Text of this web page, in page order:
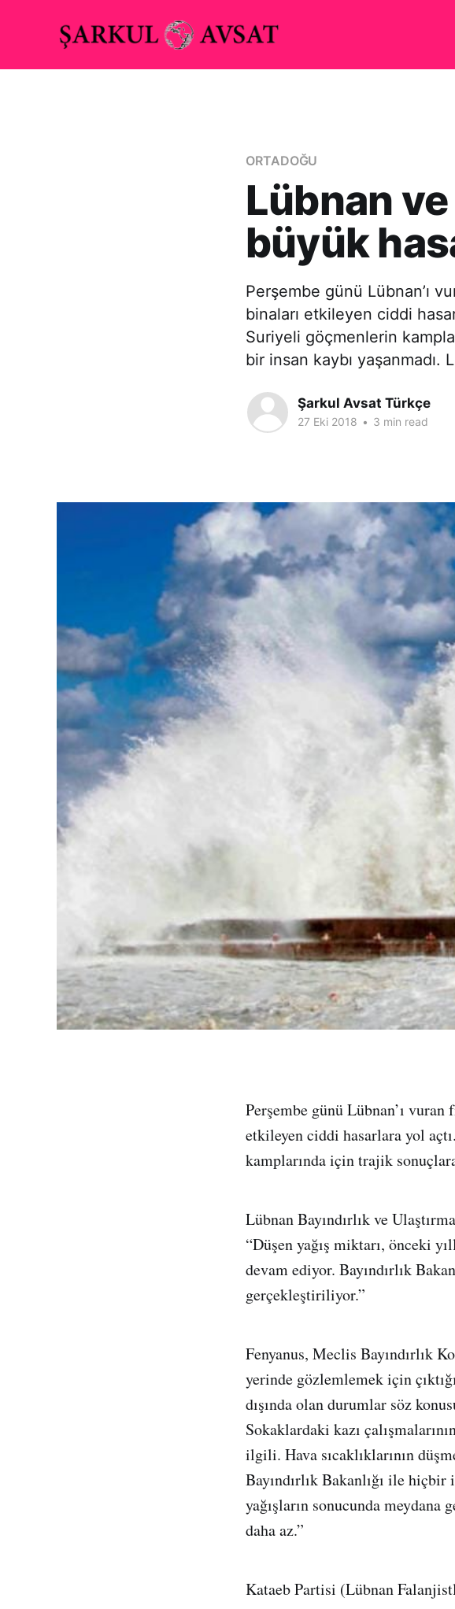
ORTADOĞU
Lübnan ve
büyük
Perşembe günü Lübnan’ı
binaları etkileyen ciddi
Suriyeli göçmenlerin
bir insan kaybı yaşanmadı.
Şarkul Avsat Türkçe
27 Eki 2018 • 3 min read
Perşembe günü Lübnan’ı
etkileyen ciddi hasarlara yol
kamplarında için trajik
Lübnan Bayındırlık ve
“Düşen yağış miktarı, önceki
devam ediyor. Bayındırlık
gerçekleştiriliyor.”
Fenyanus, Meclis Bayındırlık
yerinde gözlemlemek için
dışında olan durumlar söz
Sokaklardaki kazı
ilgili. Hava sıcaklıklarının
Bayındırlık Bakanlığı ile
yağışların sonucunda meydana
daha az.”
Kataeb Partisi (Lübnan